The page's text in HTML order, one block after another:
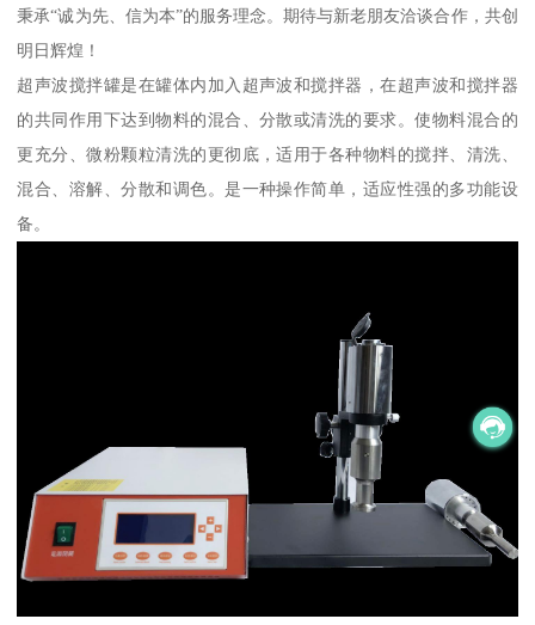
秉承“诚为先、信为本”的服务理念。期待与新老朋友洽谈合作，共创
明日辉煌！
超声波搅拌罐是在罐体内加入超声波和搅拌器，在超声波和搅拌器
的共同作用下达到物料的混合、分散或清洗的要求。使物料混合的
更充分、微粉颗粒清洗的更彻底，适用于各种物料的搅拌、清洗、
混合、溶解、分散和调色。是一种操作简单，适应性强的多功能设
备。